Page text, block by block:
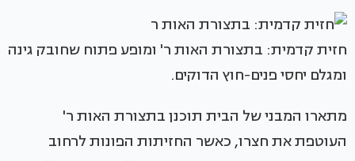
חזית קדמית: בתצורת האות ר' ומופע פתוח שחובק גינה
ומגלם יחסי פנים-חוץ הדוקים.
מתארו המבני של הבית תוכנן בתצורת האות ר'
העוטפת את חצרו, כאשר החזיתות הפונות לרחוב